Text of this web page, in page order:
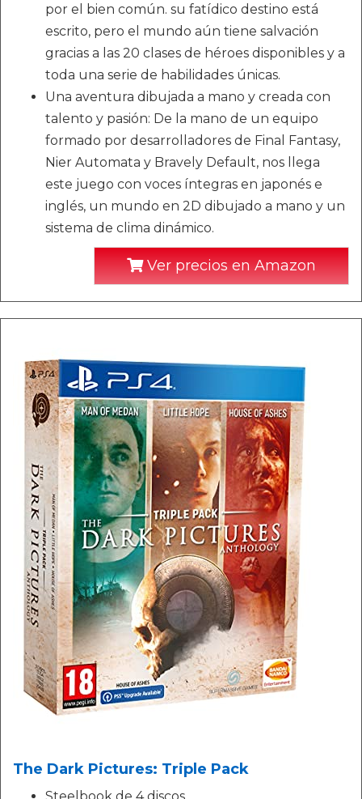
por el bien común. su fatídico destino está
escrito, pero el mundo aún tiene salvación
gracias a las 20 clases de héroes disponibles y a
toda una serie de habilidades únicas.
Una aventura dibujada a mano y creada con
talento y pasión: De la mano de un equipo
formado por desarrolladores de Final Fantasy,
Nier Automata y Bravely Default, nos llega
este juego con voces íntegras en japonés e
inglés, un mundo en 2D dibujado a mano y un
sistema de clima dinámico.
Ver precios en Amazon
The Dark Pictures: Triple Pack